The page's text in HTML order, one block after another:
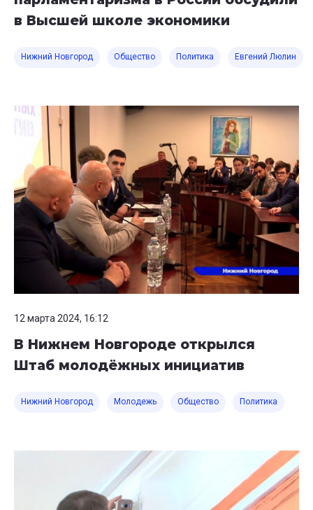
в Высшей школе экономики
Нижний Новгород Общество Политика Евгений Люлин
12 марта 2024, 16:12
В Нижнем Новгороде открылся
Штаб молодёжных инициатив
Нижний Новгород Молодежь Общество Политика